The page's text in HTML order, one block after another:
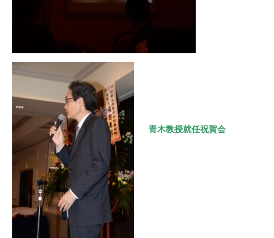
青木教授就任祝賀会